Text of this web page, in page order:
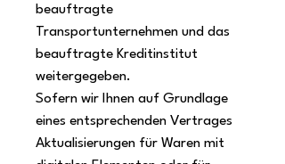
beauftragte
Transportunternehmen und das
beauftragte Kreditinstitut
weitergegeben.
Sofern wir Ihnen auf Grundlage
eines entsprechenden Vertrages
Aktualisierungen für Waren mit